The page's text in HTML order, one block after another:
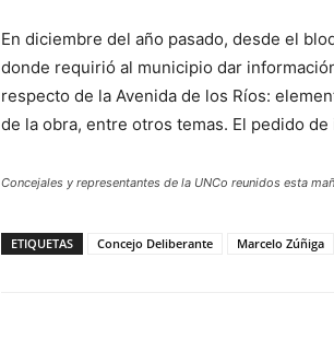
En diciembre del año pasado, desde el
donde requirió al municipio dar
respecto de la Avenida de los Ríos:
de la obra, entre otros temas. El pedido
Concejales y representantes de la UNCo reunidos esta
ETIQUETAS Concejo Deliberante Marcelo Zúñiga